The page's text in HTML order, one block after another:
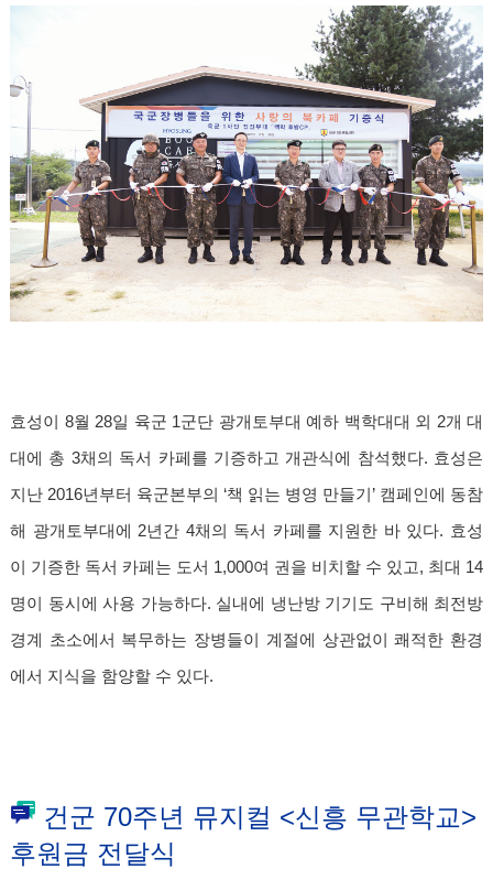
효성이 8월 28일 육군 1군단 광개토부대 예하 백학대대 외 2개 대
대에 총 3채의 독서 카페를 기증하고 개관식에 참석했다. 효성은
지난 2016년부터 육군본부의 ‘책 읽는 병영 만들기’ 캠페인에 동참
해 광개토부대에 2년간 4채의 독서 카페를 지원한 바 있다. 효성
이 기증한 독서 카페는 도서 1,000여 권을 비치할 수 있고, 최대 14
명이 동시에 사용 가능하다. 실내에 냉난방 기기도 구비해 최전방
경계 초소에서 복무하는 장병들이 계절에 상관없이 쾌적한 환경
에서 지식을 함양할 수 있다.
건군 70주년 뮤지컬 <신흥 무관학교>
후원금 전달식